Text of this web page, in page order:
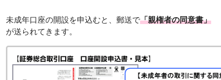
未成年口座の開設を申込むと、郵送で「親権者の同意書」
が送られてきます。